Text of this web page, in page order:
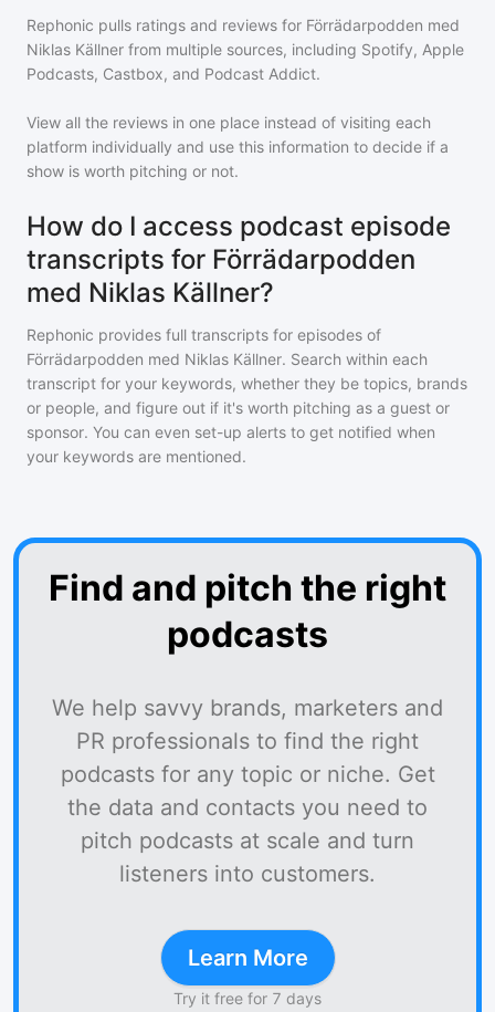
Rephonic pulls ratings and reviews for Förrädarpodden med
Niklas Källner from multiple sources, including Spotify, Apple
Podcasts, Castbox, and Podcast Addict.
View all the reviews in one place instead of visiting each
platform individually and use this information to decide if a
show is worth pitching or not.
How do I access podcast episode
transcripts for Förrädarpodden
med Niklas Källner?
Rephonic provides full transcripts for episodes of
Förrädarpodden med Niklas Källner. Search within each
transcript for your keywords, whether they be topics, brands
or people, and figure out if it's worth pitching as a guest or
sponsor. You can even set-up alerts to get notified when
your keywords are mentioned.
Find and pitch the right
podcasts
We help savvy brands, marketers and
PR professionals to find the right
podcasts for any topic or niche. Get
the data and contacts you need to
pitch podcasts at scale and turn
listeners into customers.
Learn More
Try it free for 7 days